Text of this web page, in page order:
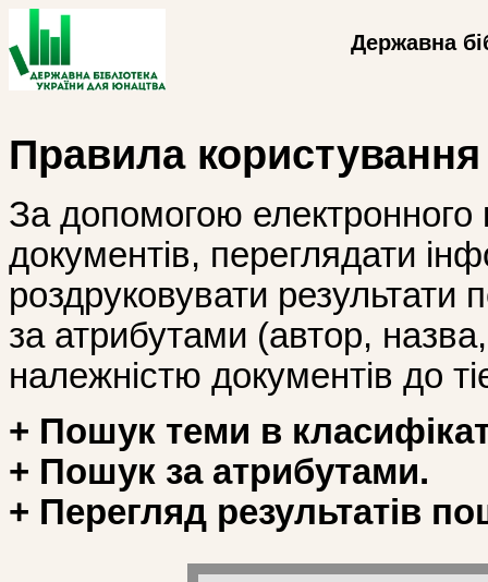
Державна
Правила
За допомогою
документів, переглядати
роздруковувати
за атрибутами (автор, назва,
належністю документів до
+ Пошук теми в
+ Пошук за атрибутами.
+ Перегляд результатів